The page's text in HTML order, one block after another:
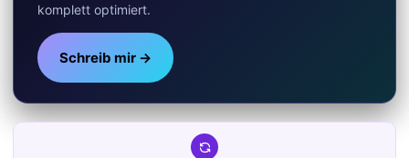
komplett optimiert.
Schreib mir →